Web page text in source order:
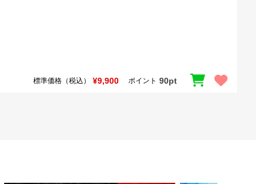
標準価格（税込） ¥9,900 ポイント 90pt